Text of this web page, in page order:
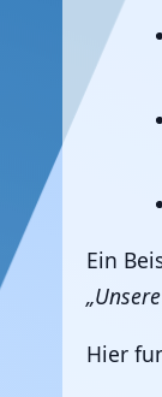
Ein
Hier